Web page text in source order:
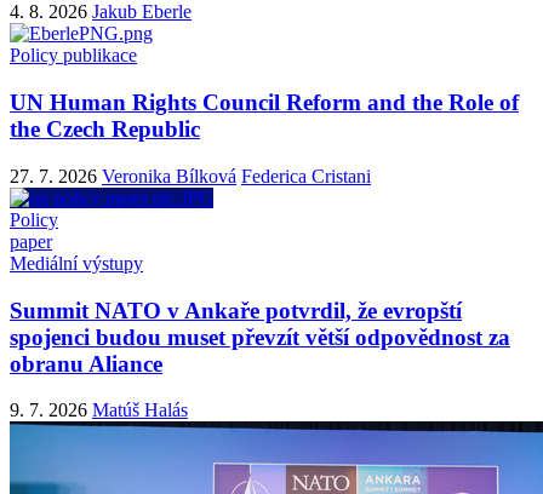
4. 8. 2026 Jakub Eberle
Policy publikace
UN Human Rights Council Reform and the Role of
the Czech Republic
27. 7. 2026 Veronika Bílková Federica Cristani
Policy
paper
Mediální výstupy
Summit NATO v Ankaře potvrdil, že evropští
spojenci budou muset převzít větší odpovědnost za
obranu Aliance
9. 7. 2026 Matúš Halás